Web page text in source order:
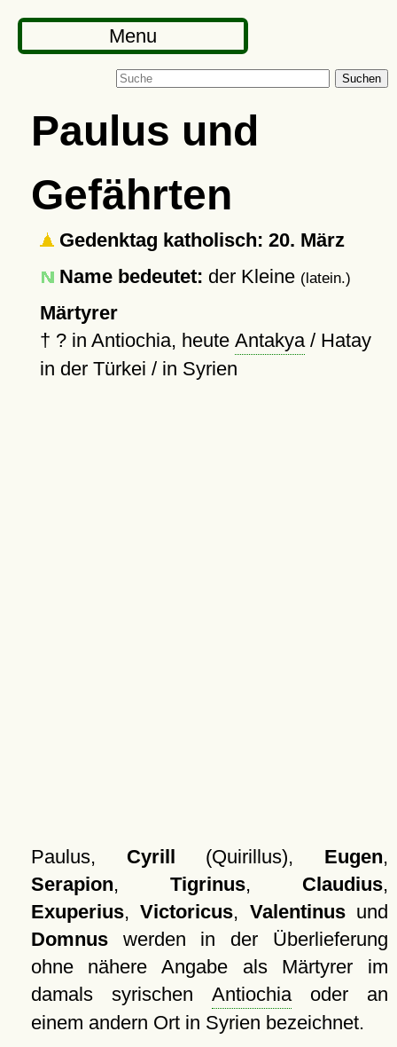
Menu
Suchen
Paulus und
Gefährten
Gedenktag katholisch: 20. März
Name bedeutet: der Kleine (latein.)
Märtyrer
† ?in Antiochia, heute Antakya/ Hatay
in der Türkei / in Syrien
Paulus, Cyrill (Quirillus), Eugen,
Serapion, Tigrinus, Claudius,
Exuperius,Victoricus, Valentinusund
Domnuswerden in der Überlieferung
ohne nähere Angabe als Märtyrer im
damals syrischen Antiochiaoder an
einem andern Ort in Syrien bezeichnet.